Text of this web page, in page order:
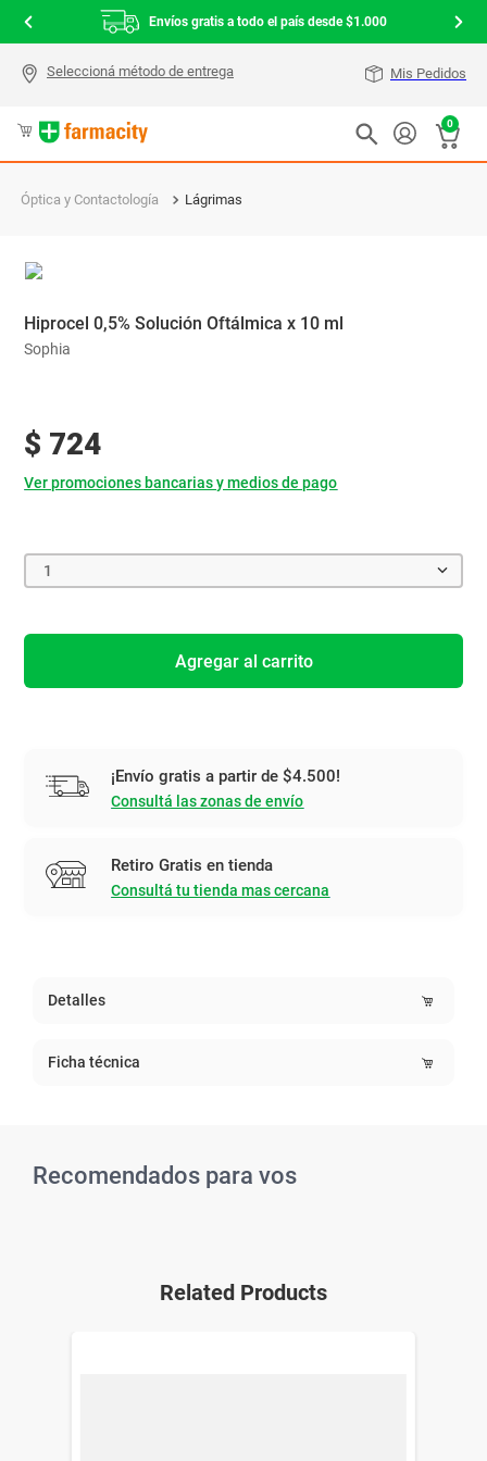
Envíos gratis a todo el país desde $1.000
Mis Pedidos
0
Óptica y Contactología Lágrimas
Hiprocel 0,5% Solución Oftálmica x 10 ml
Sophia
$ 724
Ver promociones bancarias y medios de pago
1
Agregar al carrito
¡Envío gratis a partir de $4.500!
Consultá las zonas de envío
Retiro Gratis en tienda
Consultá tu tienda mas cercana
Detalles
Ficha técnica
Recomendados para vos
Related Products